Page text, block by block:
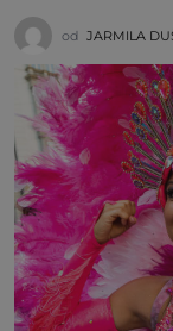
od JARMILA